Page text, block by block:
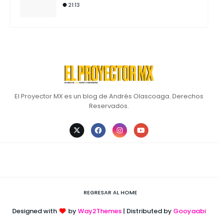
21:13
El Proyector MX es un blog de Andrés Olascoaga. Derechos
Reservados.
REGRESAR AL HOME
Designed with byWay2Themes | Distributed by Gooyaabi